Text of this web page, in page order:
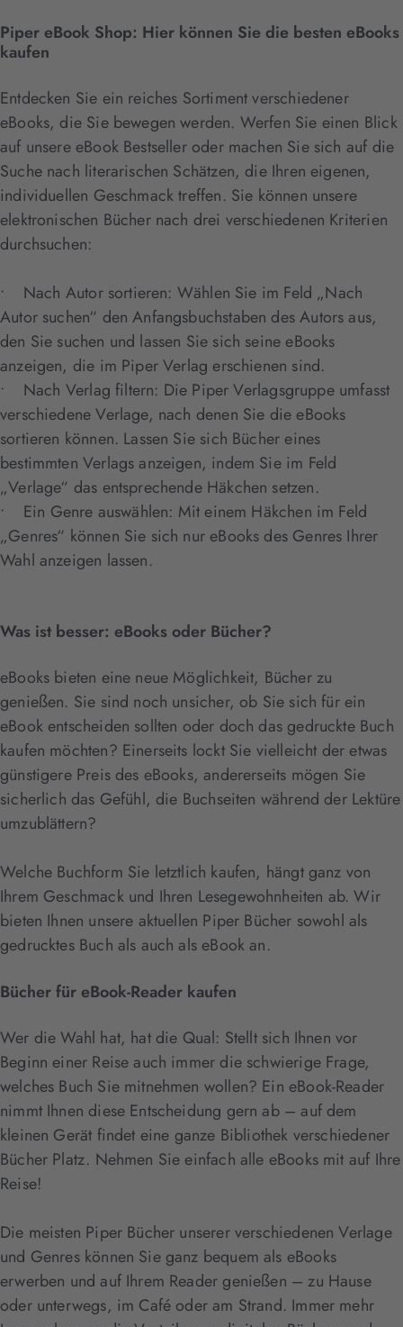
Piper eBook Shop: Hier können Sie die besten eBooks
kaufen
Entdecken Sie ein reiches Sortiment verschiedener
eBooks, die Sie bewegen werden. Werfen Sie einen Blick
auf unsere eBook Bestseller oder machen Sie sich auf die
Suche nach literarischen Schätzen, die Ihren eigenen,
individuellen Geschmack treffen. Sie können unsere
elektronischen Bücher nach drei verschiedenen Kriterien
durchsuchen:
• Nach Autor sortieren: Wählen Sie im Feld „Nach
Autor suchen“ den Anfangsbuchstaben des Autors aus,
den Sie suchen und lassen Sie sich seine eBooks
anzeigen, die im Piper Verlag erschienen sind.
• Nach Verlag filtern: Die Piper Verlagsgruppe umfasst
verschiedene Verlage, nach denen Sie die eBooks
sortieren können. Lassen Sie sich Bücher eines
bestimmten Verlags anzeigen, indem Sie im Feld
„Verlage“ das entsprechende Häkchen setzen.
• Ein Genre auswählen: Mit einem Häkchen im Feld
„Genres“ können Sie sich nur eBooks des Genres Ihrer
Wahl anzeigen lassen.
Was ist besser: eBooks oder Bücher?
eBooks bieten eine neue Möglichkeit, Bücher zu
genießen. Sie sind noch unsicher, ob Sie sich für ein
eBook entscheiden sollten oder doch das gedruckte Buch
kaufen möchten? Einerseits lockt Sie vielleicht der etwas
günstigere Preis des eBooks, andererseits mögen Sie
sicherlich das Gefühl, die Buchseiten während der Lektüre
umzublättern?
Welche Buchform Sie letztlich kaufen, hängt ganz von
Ihrem Geschmack und Ihren Lesegewohnheiten ab. Wir
bieten Ihnen unsere aktuellen Piper Bücher sowohl als
gedrucktes Buch als auch als eBook an.
Bücher für eBook-Reader kaufen
Wer die Wahl hat, hat die Qual: Stellt sich Ihnen vor
Beginn einer Reise auch immer die schwierige Frage,
welches Buch Sie mitnehmen wollen? Ein eBook-Reader
nimmt Ihnen diese Entscheidung gern ab – auf dem
kleinen Gerät findet eine ganze Bibliothek verschiedener
Bücher Platz. Nehmen Sie einfach alle eBooks mit auf Ihre
Reise!
Die meisten Piper Bücher unserer verschiedenen Verlage
und Genres können Sie ganz bequem als eBooks
erwerben und auf Ihrem Reader genießen – zu Hause
oder unterwegs, im Café oder am Strand. Immer mehr